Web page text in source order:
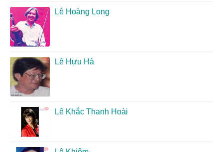
Lê Hoàng Long
Lê Hựu Hà
Lê Khắc Thanh Hoài